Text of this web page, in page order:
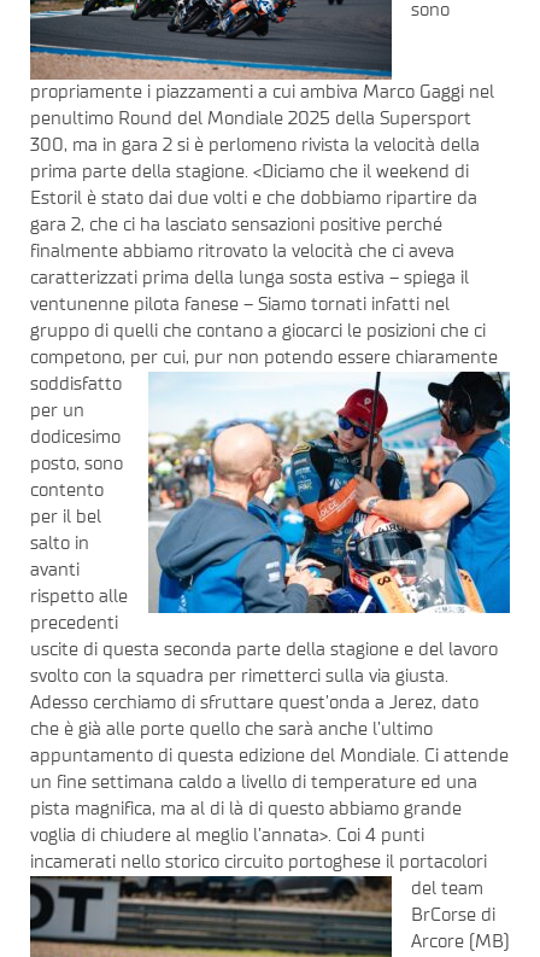
sono
propriamente i piazzamenti a cui ambiva Marco Gaggi nel
penultimo Round del Mondiale 2025 della Supersport
300, ma in gara 2 si è perlomeno rivista la velocità della
prima parte della stagione. <Diciamo che il weekend di
Estoril è stato dai due volti e che dobbiamo ripartire da
gara 2, che ci ha lasciato sensazioni positive perché
finalmente abbiamo ritrovato la velocità che ci aveva
caratterizzati prima della lunga sosta estiva – spiega il
ventunenne pilota fanese – Siamo tornati infatti nel
gruppo di quelli che contano a giocarci le posizioni che ci
competono, per cui, pur non potendo essere chiaramente
soddisfatto
per un
dodicesimo
posto, sono
contento
per il bel
salto in
avanti
rispetto alle
precedenti
uscite di questa seconda parte della stagione e del lavoro
svolto con la squadra per rimetterci sulla via giusta.
Adesso cerchiamo di sfruttare quest’onda a Jerez, dato
che è già alle porte quello che sarà anche l’ultimo
appuntamento di questa edizione del Mondiale. Ci attende
un fine settimana caldo a livello di temperature ed una
pista magnifica, ma al di là di questo abbiamo grande
voglia di chiudere al meglio l’annata>. Coi 4 punti
incamerati nello storico circuito portoghese il portacolori
del team
BrCorse di
Arcore (MB)